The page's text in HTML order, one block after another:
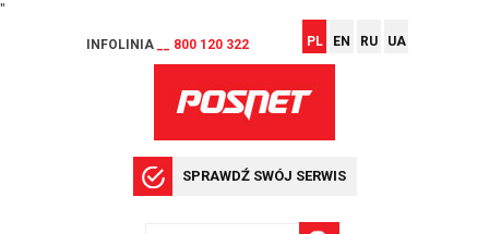
"
INFOLINIA __ 800 120 322 PL EN RU UA
SPRAWDŹ SWÓJ SERWIS